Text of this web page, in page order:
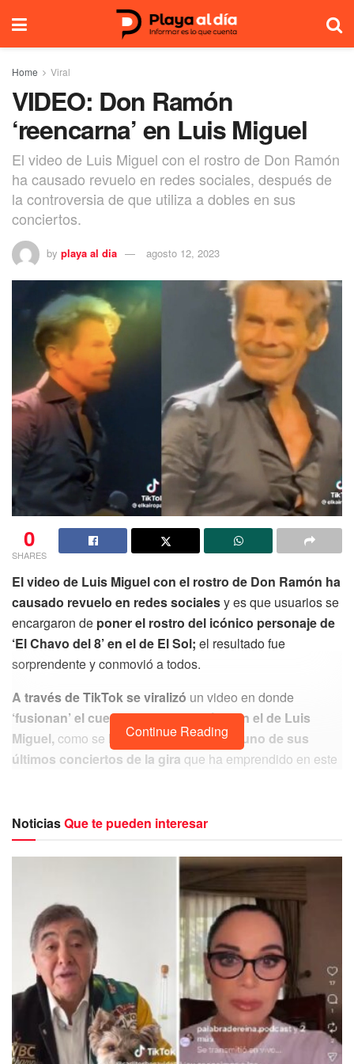
Home Viral
VIDEO: Don Ramón
‘reencarna’ en Luis Miguel
El video de Luis Miguel con el rostro de Don Ramón
ha causado revuelo en redes sociales, después de
la controversia de que utiliza a dobles en sus
conciertos.
by playa al dia agosto 12, 2023
0
SHARES
El video de Luis Miguel con el rostro de Don Ramón ha
causado revuelo en redes socialesy es que usuarios se
encargaron de poner el rostro del icónico personaje de
‘El Chavo del 8’ en el de El Sol; el resultado fue
sorprendente y conmovió a todos.
A través de TikTok se viralizó un video en donde
‘fusionan’ el cuerpo de Don Ramón con el de Luis
Miguel, como se ha vistoal cantante en uno de sus
últimos conciertos de la gira que ha emprendido en este
pic.twitter.com/wWIlgYB8VE
— Momentos Virales (@momentoviral)
El video ha sacado varias carcajadasa los internautas
puesto queel cuerpo realmente hace parecer que se
trata del mismo Don Ramón.
En los últimos conciertos de
El Sol se ha visto al
cantante con visibles cambios en su aspecto físico,
pues se dejó vercon una notable pérdida de peso,lo
que causó diversas opiniones, por supuesto,la mayoría
Continue Reading
NoticiasQue te pueden interesar